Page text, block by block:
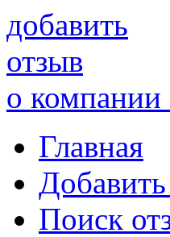
добавить
отзыв
о компании
Главная
Поиск